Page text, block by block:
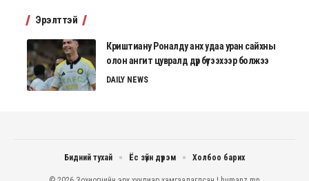
Эрэлттэй
Криштиану Роналду анх удаа уран сайхны
олон ангит цувралд дүр бүтээхээр болжээ
DAILY NEWS
Бидний тухай Ёс зүйн дүрэм Холбоо барих